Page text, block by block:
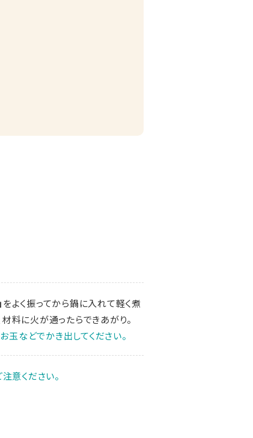
をよく振ってから鍋に入れて軽く煮
材料に火が通ったらできあがり。
などでかき出してください。
意ください。